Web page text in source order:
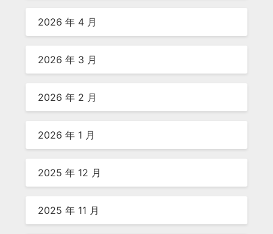
2026 年 4 月
2026 年 3 月
2026 年 2 月
2026 年 1 月
2025 年 12 月
2025 年 11 月